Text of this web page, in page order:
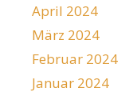
April 2024
März 2024
Februar 2024
Januar 2024